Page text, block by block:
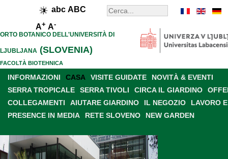
abc ABC
A+ A-
ORTO BOTANICO DELL'UNIVERSITÀ DI
LJUBLJANA (SLOVENIA)
FACOLTÀ BIOTEHNICA
INFORMAZIONI CASA VISITE GUIDATE
NOVITÀ & EVENTI
SERRA TROPICALE
SERRA TIVOLI CIRCA IL GIARDINO
COLLEGAMENTI
AIUTARE GIARDINO IL NEGOZIO
LAVORO
PRESENCE IN MEDIA
RETE SLOVENO NEW GARDEN